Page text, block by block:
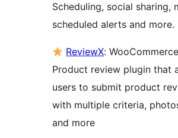
Scheduling, social sharing,
scheduled alerts and more.
ReviewX: WooCommerce
Product review plugin that
users to submit product
with multiple criteria,
and more